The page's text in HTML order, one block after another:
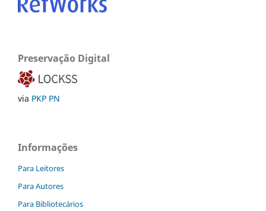
Preservação Digital
via PKP PN
Informações
Para Leitores
Para Autores
Para Bibliotecários